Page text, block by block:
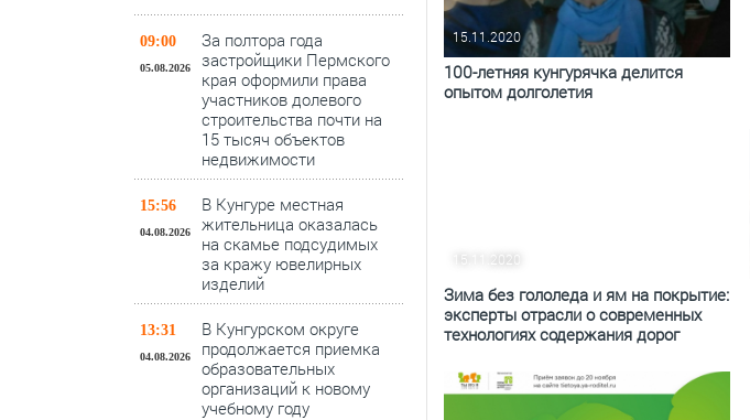
09:00
05.08.2026
За полтора года
застройщики Пермского
края оформили права
участников долевого
строительства почти на
15 тысяч объектов
недвижимости
15:56
04.08.2026
В Кунгуре местная
жительница оказалась
на скамье подсудимых
за кражу ювелирных
изделий
13:31
04.08.2026
В Кунгурском округе
продолжается приемка
образовательных
организаций к новому
учебному году
15.11.2020
100-летняя кунгурячка делится
опытом долголетия
15.11.2020
Зима без гололеда и ям на покрытие:
эксперты отрасли о современных
технологиях содержания дорог